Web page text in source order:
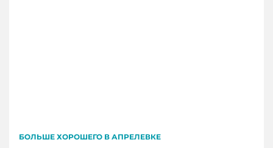
БОЛЬШЕ ХОРОШЕГО В АПРЕЛЕВКЕ